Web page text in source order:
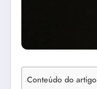
Conteúdo do artigo